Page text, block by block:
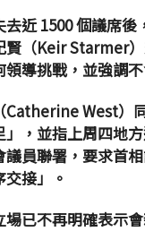
近 1500 個議席
賢（Keir Starmer
導挑戰，並強調不
Catherine West）
，並指上周四地
員聯署，要求首
接」。
已不再明確表示